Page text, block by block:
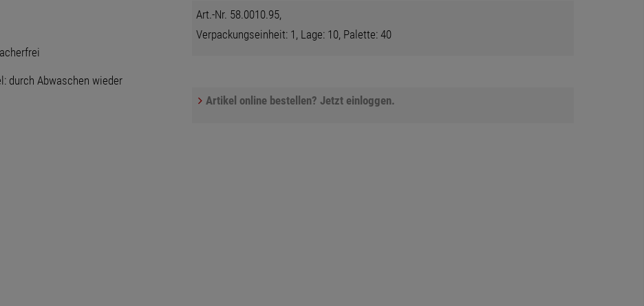
durch Abwaschen wieder
Art.-Nr. 58.0010.95,
Verpackungseinheit: 1, Lage: 10, Palette: 40
Artikel online bestellen? Jetzt einloggen.